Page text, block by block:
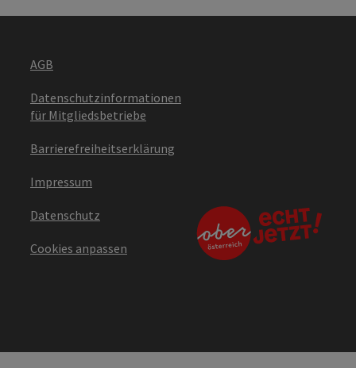
AGB
Datenschutzinformationen
für Mitgliedsbetriebe
Barrierefreiheitserklärung
Impressum
Datenschutz
Cookies anpassen